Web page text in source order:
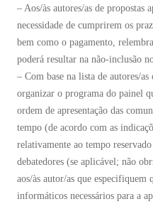
– Aos/às autores/as de propostas
necessidade de cumprirem os
bem como o pagamento,
poderá resultar na não-inclusão
– Com base na lista de autores/
organizar o programa do painel
ordem de apresentação das
tempo (de acordo com as
relativamente ao tempo
debatedores (se aplicável; não
aos/às autor/as que especifiquem
informáticos necessários para a